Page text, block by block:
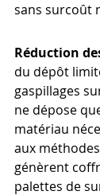
sans surcoût
Réduction
du dépôt
gaspillages
ne dépose
matériau
aux
génèrent
palettes de